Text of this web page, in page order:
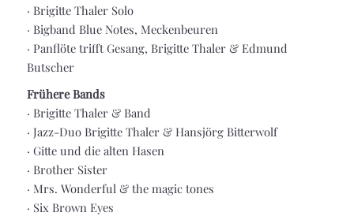
· Brigitte Thaler Solo
· Bigband Blue Notes, Meckenbeuren
· Panflöte trifft Gesang, Brigitte Thaler & Edmund
Butscher
Frühere Bands
· Brigitte Thaler & Band
· Jazz-Duo Brigitte Thaler & Hansjörg Bitterwolf
· Gitte und die alten Hasen
· Brother Sister
· Mrs. Wonderful & the magic tones
· Six Brown Eyes